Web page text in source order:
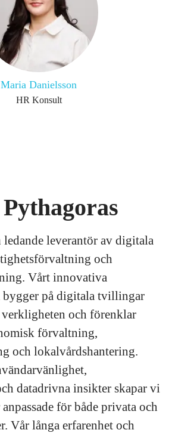
Maria Danielsson
HR Konsult
ledande leverantör av digitala
och
Vårt innovativa
bygger på digitala tvillingar
och förenklar
förvaltning,
och lokalvårdshantering.
datadrivna insikter skapar vi
anpassade för både privata och
Vår långa erfarenhet och